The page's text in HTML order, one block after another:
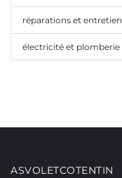
réparations et entretien
électricité et plomberie
ASVOLETCOTENTIN